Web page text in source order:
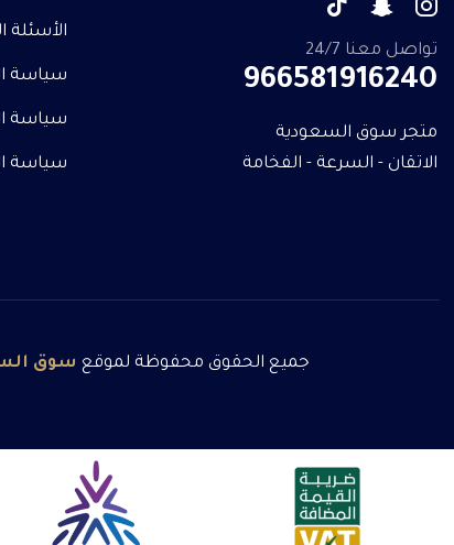
تواصل معنا 24/7
966581916240
متجر سوق السعودية
الاتقان - السرعة - الفخامة
الأسئلة
سياسة
سياسة
سياسة
جميع الحقوق محفوظة لموقع سوق